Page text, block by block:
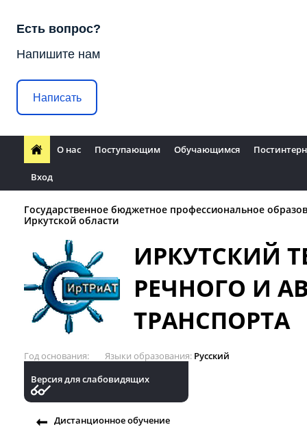
Есть вопрос?
Напишите нам
Написать
О нас Поступающим Обучающимся
Вход
Государственное бюджетное профессиональное
Иркутской области
ИРКУТСКИЙ
РЕЧНОГО И
ТРАНСПОРТА
Год основания Языки образования Русский
Версия для слабовидящих
Дистанционное обучение